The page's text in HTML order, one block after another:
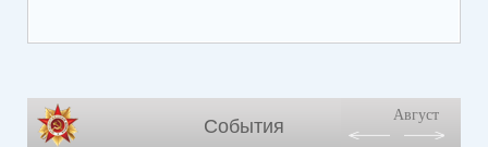
Профессиональное владение техникой исполнения
Требования к стажу работы не предъявляются.
Заработная плата обсуждается при собеседовании.
События
Август